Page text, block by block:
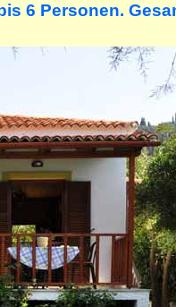
6 Personen.